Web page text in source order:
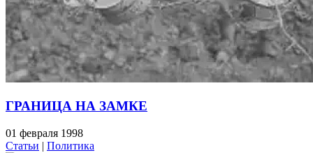
ГРАНИЦА НА ЗАМКЕ
01 февраля 1998
Статьи | Политика